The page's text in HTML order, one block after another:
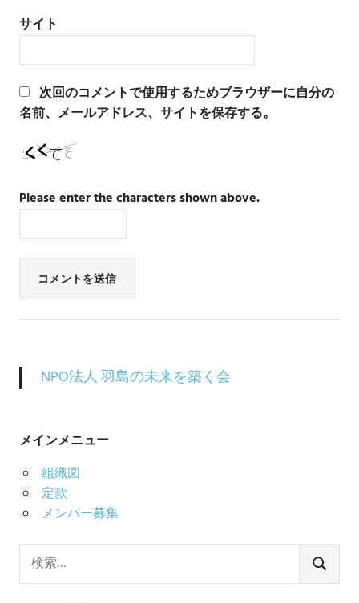
サイト
次回のコメントで使用するためブラウザーに自分の
名前、メールアドレス、サイトを保存する。
Please enter the characters shown above.
NPO法人 羽島の未来を築く会
メインメニュー
組織図
定款
メンバー募集
索:
検
索